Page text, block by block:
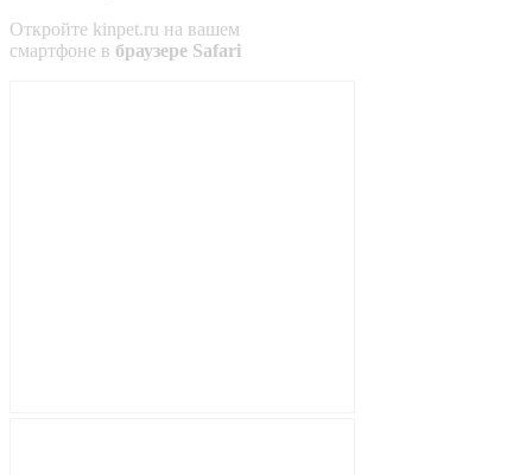
Откройте kinpet.ru на вашем
смартфоне в браузере Safari